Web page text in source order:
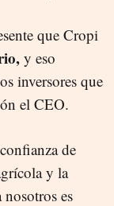
que Cropi
y eso
inversores que
el CEO.
de
y la
es